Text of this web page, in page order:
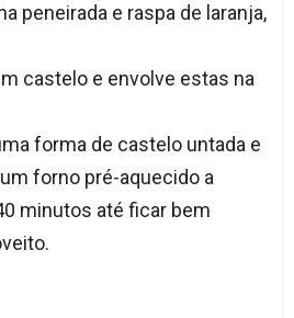
peneirada e raspa de laranja,
castelo e envolve estas na
forma de castelo untada e
forno pré-aquecido a
minutos até ficar bem